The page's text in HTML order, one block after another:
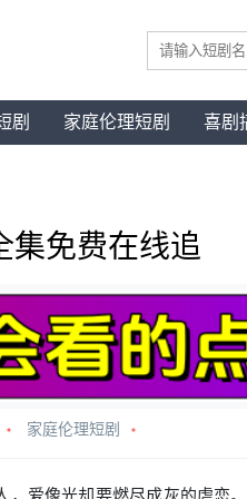
剧 家庭伦理短剧 喜剧
集免费在线追
家庭伦理短剧
爱像光却要燃尽成灰的虐恋